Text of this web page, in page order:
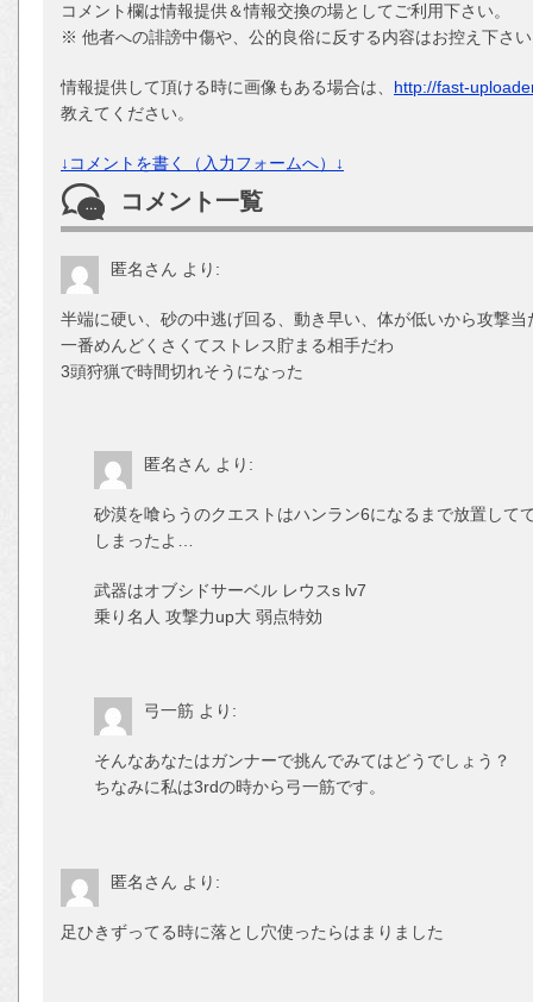
コメント欄は情報提供＆情報交換の場としてご利用下さい。
※ 他者への誹謗中傷や、公的良俗に反する内容はお控え下さ
情報提供して頂ける時に画像もある場合は、 http://fast-
教えてください。
↓コメントを書く（入力フォームへ）↓
コメント一覧
匿名さん より:
半端に硬い、砂の中逃げ回る、動き早い、体が低いから攻撃当
一番めんどくさくてストレス貯まる相手だわ
3頭狩猟で時間切れそうになった
匿名さん より:
砂漠を喰らうのクエストはハンラン6になるまで放置して
しまったよ…
武器はオブシドサーベル レウスs lv7
乗り名人 攻撃力up大 弱点特効
弓一筋 より:
そんなあなたはガンナーで挑んでみてはどうでしょう？
ちなみに私は3rdの時から弓一筋です。
匿名さん より:
足ひきずってる時に落とし穴使ったらはまりました